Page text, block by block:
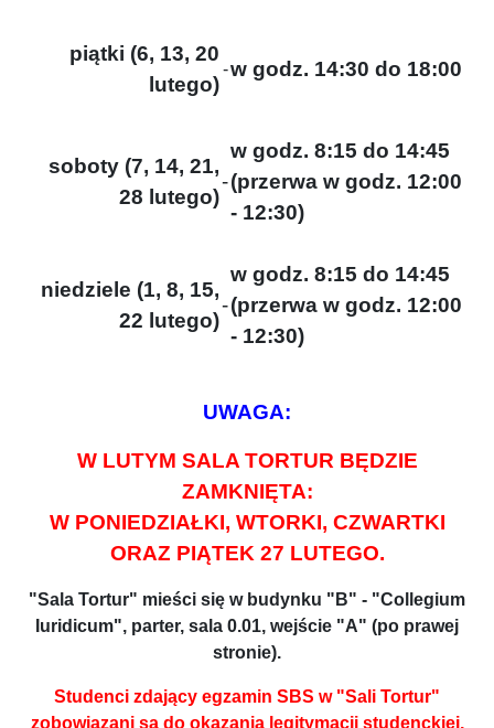
piątki (6, 13, 20
lutego)
-w godz. 14:30 do 18:00
soboty (7, 14, 21,
28 lutego)
-
w godz. 8:15 do 14:45
(przerwa w godz. 12:00
- 12:30)
niedziele (1, 8, 15,
22 lutego)
-
w godz. 8:15 do 14:45
(przerwa w godz. 12:00
- 12:30)
UWAGA:
W LUTYM SALA TORTUR BĘDZIE
ZAMKNIĘTA:
W PONIEDZIAŁKI, WTORKI, CZWARTKI
ORAZ PIĄTEK 27 LUTEGO.
"Sala Tortur" mieści się w budynku "B" - "Collegium
Iuridicum", parter, sala 0.01, wejście "A" (po prawej
stronie).
Studenci zdający egzamin SBS w "Sali Tortur"
zobowiązani są do okazania legitymacji studenckiej,